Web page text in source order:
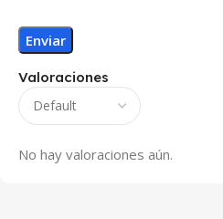
Valoraciones
No hay valoraciones aún.